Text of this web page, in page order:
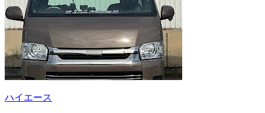
ハイエース